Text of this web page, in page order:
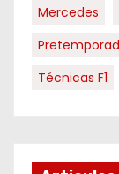
Mercedes
Técnicas F1